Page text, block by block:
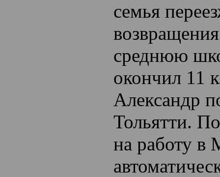
семья
среднюю
окончил 11
Александр
Тольятти.
на работу